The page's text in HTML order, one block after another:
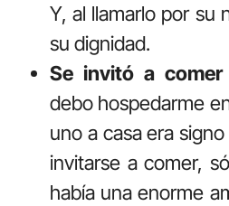
Y, al llamarlo por su
su dignidad.
Se invitó a
debo hospedarme
uno a casa era
invitarse a comer,
había una enorme